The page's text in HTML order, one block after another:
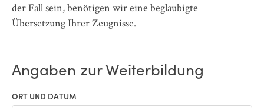
der Fall sein, benötigen wir eine beglaubigte
Übersetzung Ihrer Zeugnisse.
Angaben zur Weiterbildung
ORT UND DATUM